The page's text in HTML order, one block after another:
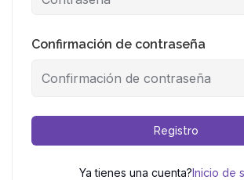
Confirmación de contraseña
Registro
Ya tienes una cuenta? Inicio de